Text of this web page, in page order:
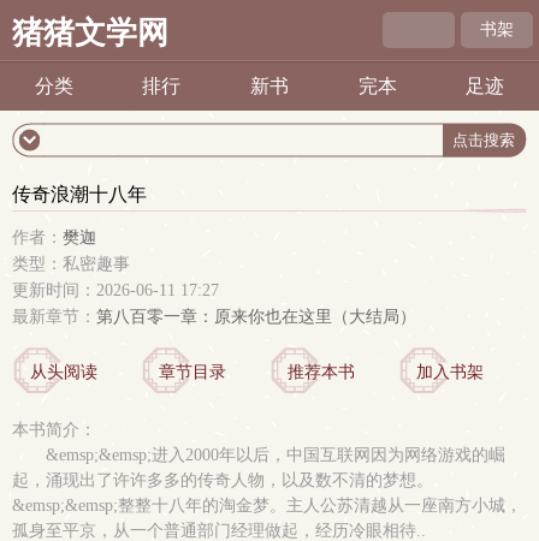
猪猪文学网 书架
分类 排行 新书 完本 足迹
传奇浪潮十八年
作者： 樊迦
类型：私密趣事
更新时间：2026-06-11 17:27
最新章节： 第八百零一章：原来你也在这里（大结局）
从头阅读 章节目录 推荐本书 加入书架
本书简介：
&emsp;&emsp;进入2000年以后，中国互联网因为网络游戏的崛
起，涌现出了许许多多的传奇人物，以及数不清的梦想。
&emsp;&emsp;整整十八年的淘金梦。主人公苏清越从一座南方小城，
孤身至平京，从一个普通部门经理做起，经历冷眼相待..